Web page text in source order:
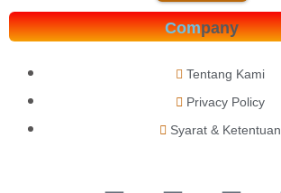
Company
Tentang Kami
Privacy Policy
Syarat & Ketentuan